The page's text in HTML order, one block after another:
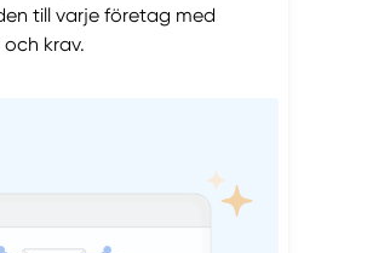
till varje företag med
krav.